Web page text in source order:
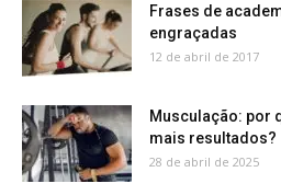
Frases de
engraçadas
12 de abril de 2017
Musculação: por
mais resultados?
28 de abril de 2025